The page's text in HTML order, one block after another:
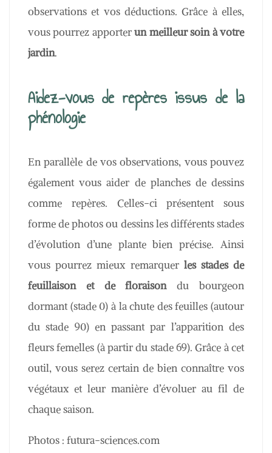
observations et vos déductions. Grâce à elles,
vous pourrez apporterun meilleur soin à votre
jardin.
Aidez-vous de repères issus de la
phénologie
En parallèle de vos observations, vous pouvez
également vous aider de planches de dessins
comme repères. Celles-ci présentent sous
forme de photos ou dessins les différents stades
d’évolution d’une plante bien précise. Ainsi
vous pourrez mieux remarquer les stades de
feuillaison et de floraisondu bourgeon
dormant (stade 0) à la chute des feuilles (autour
du stade 90) en passant par l’apparition des
fleurs femelles (à partir du stade 69). Grâce à cet
outil, vous serez certain de bien connaître vos
végétaux et leur manière d’évoluer au fil de
chaque saison.
Photos : futura-sciences.com